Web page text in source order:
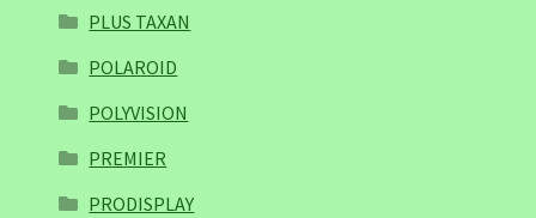
PLUS TAXAN
POLAROID
POLYVISION
PREMIER
PRODISPLAY